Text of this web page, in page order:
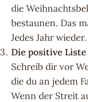
die
bestaunen. Das
Jedes Jahr wieder.
Die positive Liste
Schreib dir vor
die du an jedem
Wenn der Streit